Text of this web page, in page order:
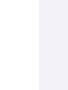
dan